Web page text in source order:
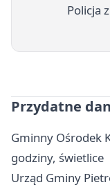
Policja
Przydatne
Gminny Ośrodek
godziny, świetlice
Urząd Gminy